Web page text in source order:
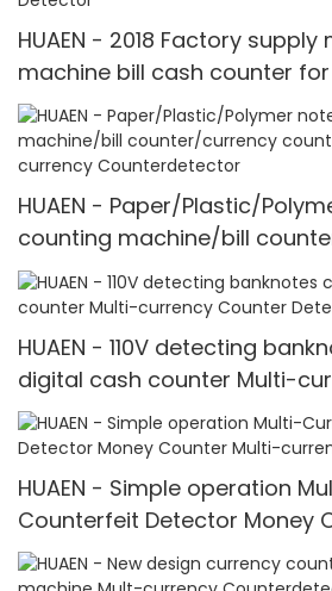
HUAEN - 2018 Factory
machine bill cash counter
Multi-currency Counter
HUAEN - Paper/Plastic/
counting machine/bill
counting machine Mult-
Counter<000000>detector
HUAEN - 110V detecting
digital cash counter Multi-
<000000> Detector
HUAEN - Simple operation
Counterfeit Detector Money
currency Counter <000000>